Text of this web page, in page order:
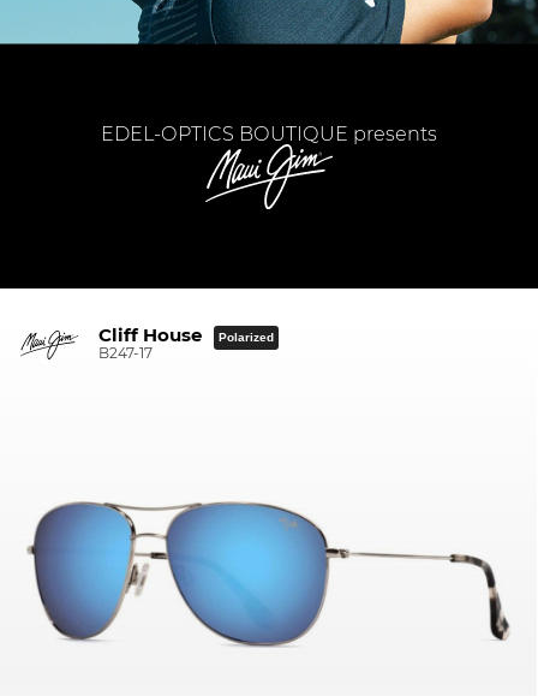
EDEL-OPTICS BOUTIQUE presents
Cliff House
B247-17
Polarized